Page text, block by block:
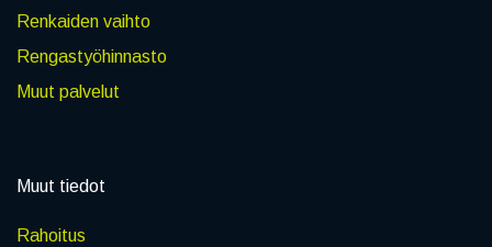
Renkaiden vaihto
Rengastyöhinnasto
Muut palvelut
Muut tiedot
Rahoitus